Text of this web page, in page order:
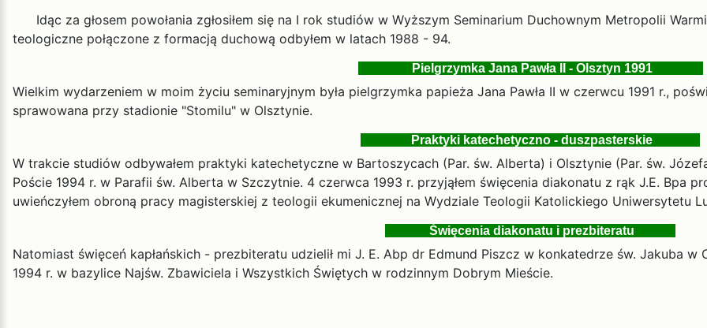
Idąc za głosem powołania zgłosiłem się na I rok studiów w Wyższym Seminarium Duchownym Metropolii
teologiczne połączone z formacją duchową odbyłem w latach 1988 - 94.
Pielgrzymka Jana Pawła II - Olsztyn 1991
Wielkim wydarzeniem w moim życiu seminaryjnym była pielgrzymka papieża Jana Pawła II w czerwcu 1991 r.,
sprawowana przy stadionie "Stomilu" w Olsztynie.
Praktyki katechetyczno - duszpasterskie
W trakcie studiów odbywałem praktyki katechetyczne w Bartoszycach (Par. św. Alberta) i Olsztynie (Par. św.
Poście 1994 r. w Parafii św. Alberta w Szczytnie. 4 czerwca 1993 r. przyjąłem święcenia diakonatu z rąk J.E. Bpa
uwieńczyłem obroną pracy magisterskiej z teologii ekumenicznej na Wydziale Teologii Katolickiego Uniwersytetu
Święcenia diakonatu i prezbiteratu
Natomiast święceń kapłańskich - prezbiteratu udzielił mi J. E. Abp dr Edmund Piszcz w konkatedrze św. Jakuba w
1994 r. w bazylice Najśw. Zbawiciela i Wszystkich Świętych w rodzinnym Dobrym Mieście.